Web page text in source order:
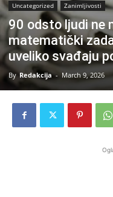
Uncategorized Zanimljivosti
90 odsto ljudi ne
matematički
uveliko svađaju
By Redakcija - March 9, 2026